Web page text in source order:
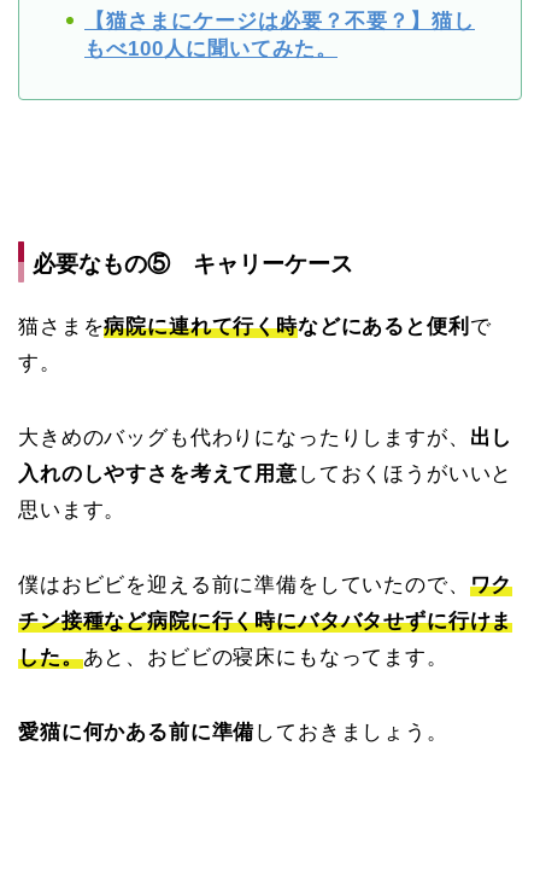
【猫さまにケージは必要？不要？】猫し
もべ100人に聞いてみた。
必要なもの⑤ キャリーケース
猫さまを病院に連れて行く時などにあると便利 で
す。
大きめのバッグも代わりになったりしますが、 出し
入れのしやすさを考えて用意 しておくほうがいいと
思います。
僕はおビビを迎える前に準備をしていたので、 ワク
チン接種など病院に行く時にバタバタせずに行けま
した。あと、おビビの寝床にもなってます。
愛猫に何かある前に準備しておきましょう。